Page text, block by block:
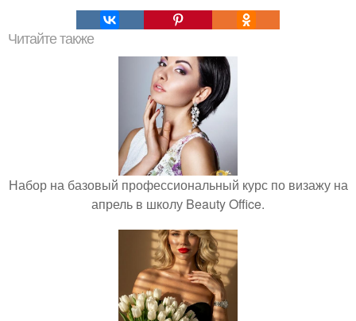
Читайте также
Набор на базовый профессиональный курс по визажу на
апрель в школу Beauty Office.